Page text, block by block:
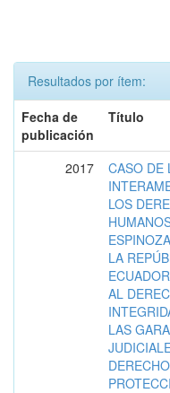
Resultados por ítem:
Fecha de
publicación
Título
2017
CASO DE
LOS
LA
AL
LAS